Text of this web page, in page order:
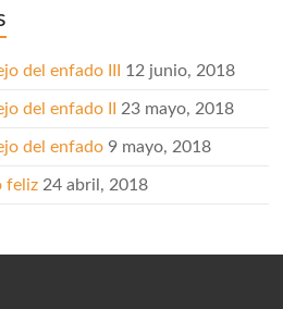
del enfado III 12 junio, 2018
del enfado II 23 mayo, 2018
del enfado 9 mayo, 2018
feliz 24 abril, 2018